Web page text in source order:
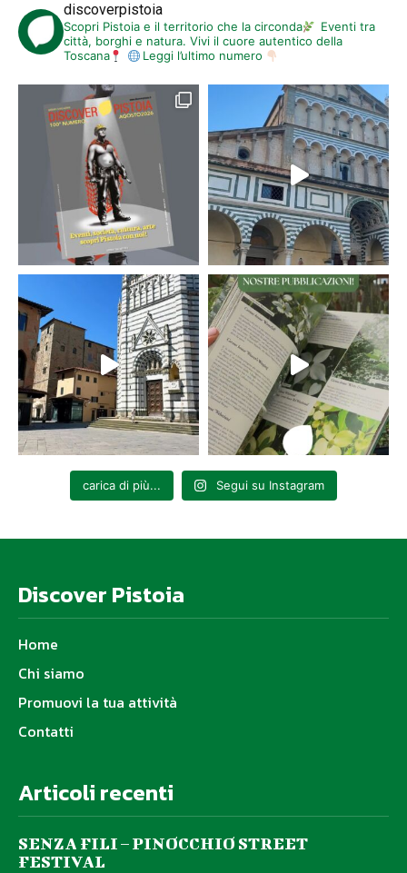
discoverpistoia
Scopri Pistoia e il territorio che la circonda
Eventi tra
città, borghi e natura. Vivi il cuore autentico della
Toscana
Leggi l’ultimo numero
carica di più... Segui su Instagram
Discover Pistoia
Home
Chi siamo
Promuovi la tua attività
Contatti
Articoli recenti
SENZA FILI – PINOCCHIO STREET
FESTIVAL